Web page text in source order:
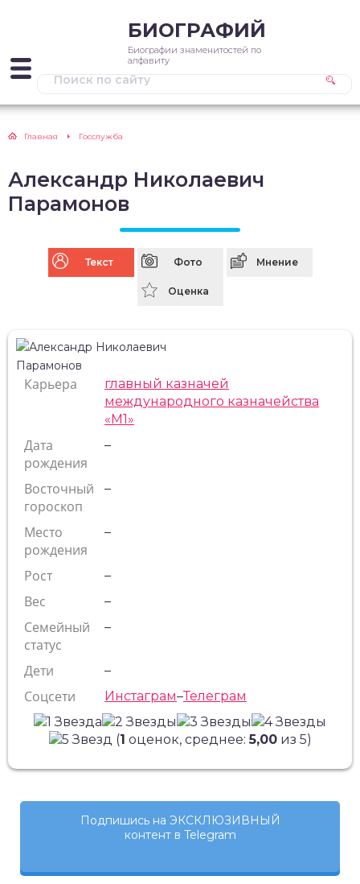
БИОГРАФИЙ
Биографии знаменитостей по
алфавиту
Главная Госслужба
Александр Николаевич
Парамонов
Текст Фото Мнение
Оценка
Карьера
главный казначей
международного казначейства
«М1»
Дата
рождения
–
Восточный
гороскоп
–
Место
рождения
–
Рост –
Вес –
Семейный
статус
–
Дети –
Соцсети Инстаграм–Телеграм
(1 оценок, среднее:5,00из 5)
Подпишись на ЭКСКЛЮЗИВНЫЙ
контент в Telegram